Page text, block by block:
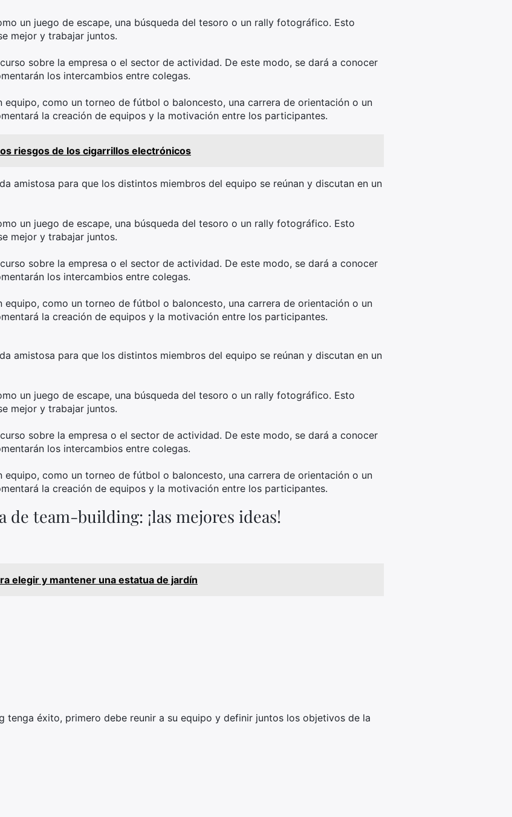
un juego de escape, una búsqueda del tesoro o un rally fotográfico. Esto
mejor y trabajar juntos.
sobre la empresa o el sector de actividad. De este modo, se dará a conocer
los intercambios entre colegas.
como un torneo de fútbol o baloncesto, una carrera de orientación o un
la creación de equipos y la motivación entre los participantes.
riesgos de los cigarrillos electrónicos
amistosa para que los distintos miembros del equipo se reúnan y discutan en un
un juego de escape, una búsqueda del tesoro o un rally fotográfico. Esto
mejor y trabajar juntos.
sobre la empresa o el sector de actividad. De este modo, se dará a conocer
los intercambios entre colegas.
como un torneo de fútbol o baloncesto, una carrera de orientación o un
la creación de equipos y la motivación entre los participantes.
amistosa para que los distintos miembros del equipo se reúnan y discutan en un
un juego de escape, una búsqueda del tesoro o un rally fotográfico. Esto
mejor y trabajar juntos.
sobre la empresa o el sector de actividad. De este modo, se dará a conocer
los intercambios entre colegas.
como un torneo de fútbol o baloncesto, una carrera de orientación o un
la creación de equipos y la motivación entre los participantes.
de team-building: ¡las mejores ideas!
elegir y mantener una estatua de jardín
tenga éxito, primero debe reunir a su equipo y definir juntos los objetivos de la